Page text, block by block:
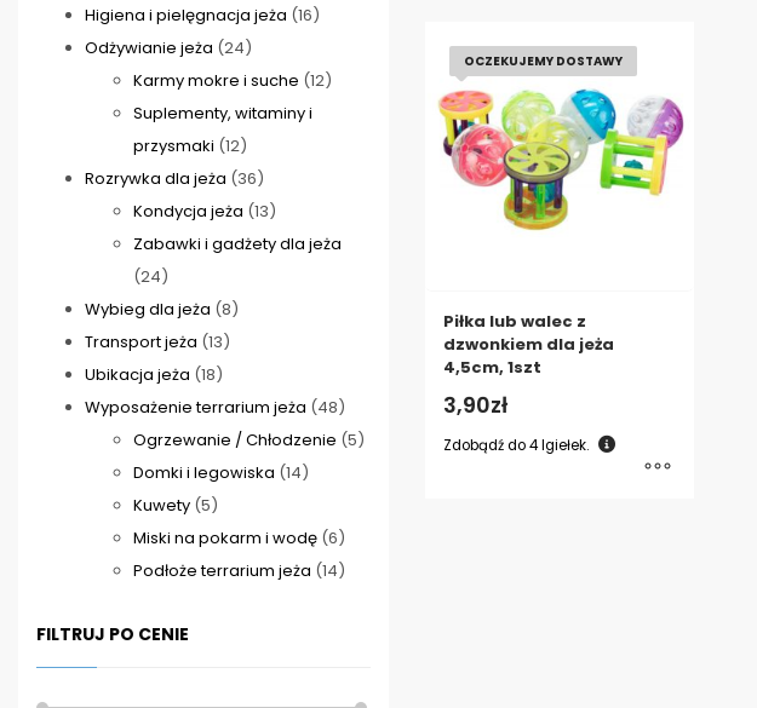
OCZEKUJEMY DOSTAWY
Piłka lub walec z
dzwonkiem dla jeża
4,5cm, 1szt
3,90zł
Zdobądź do4Igiełek.
produktów
Higiena i pielęgnacja jeża 1616
Odżywianie jeża 2424
produkty
Karmy mokre i suche 1212
Suplementy, witaminy i
przysmaki 1212
produktów
Rozrywka dla jeża 3636
produktów
Kondycja jeża 1313
produktów
Zabawki i gadżety dla jeża
2424
produkty
Wybieg dla jeża 88
Transport jeża 1313
Ubikacja jeża 1818
produktów
Wyposażenie terrarium jeża 4848
produktów
Ogrzewanie / Chłodzenie 55
Domki i legowiska 1414
Kuwety 55
produktów
Miski na pokarm i wodę 66
produktów
Podłoże terrarium jeża 1414
FILTRUJ PO CENIE